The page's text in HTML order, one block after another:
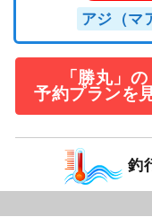
アジ（マ
「勝丸」の
予約プランを
釣